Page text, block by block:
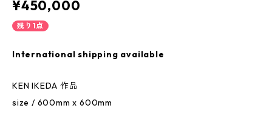
¥450,000
残り1点
International shipping available
KEN IKEDA 作品
size / 600mm x 600mm